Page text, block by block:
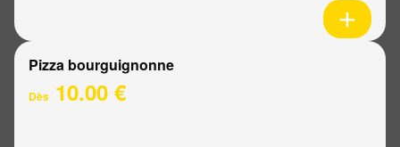
Pizza bourguignonne
Dès 10.00 €